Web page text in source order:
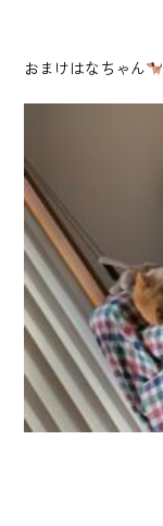
おまけはなちゃん